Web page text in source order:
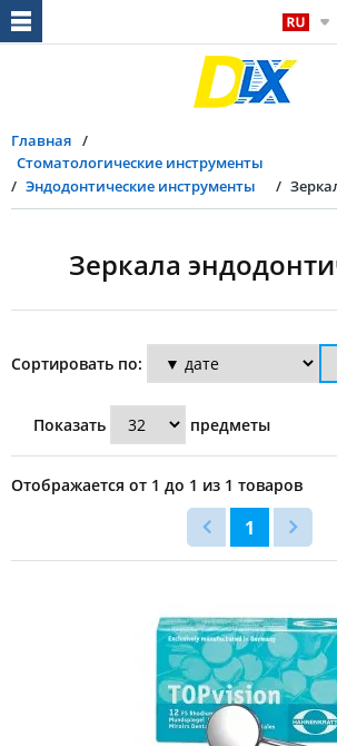
Главная
Стоматологические инструменты
Эндодонтические инструменты
Зеркала
Сортировать по:
Показать предметы
Отображается от 1 до 1 из 1 товаров
1